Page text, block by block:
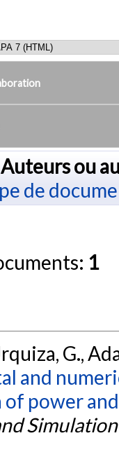
Auteurs ou
de
1
G.,
and
of power